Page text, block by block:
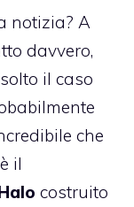
notizia? A
davvero,
il caso
che
il
costruito